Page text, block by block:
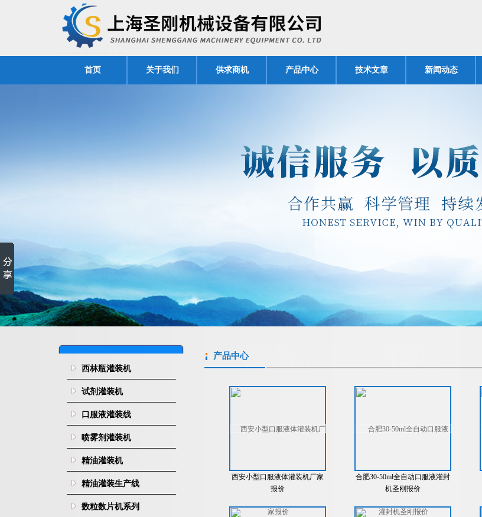
首页 关于我们 供求商机 产品中心 技术文章 新闻动态
西林瓶灌装机
试剂灌装机
口服液灌装线
喷雾剂灌装机
精油灌装机
精油灌装生产线
数粒数片机系列
产品中心
西安小型口服液体灌装机厂家
报价
合肥30-50ml全自动口服液灌封
机圣刚报价